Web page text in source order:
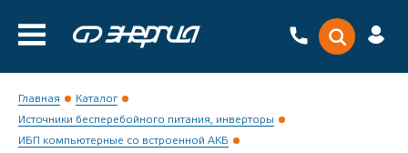
Главная
Каталог
Источники бесперебойного питания, инверторы
ИБП компьютерные со встроенной АКБ